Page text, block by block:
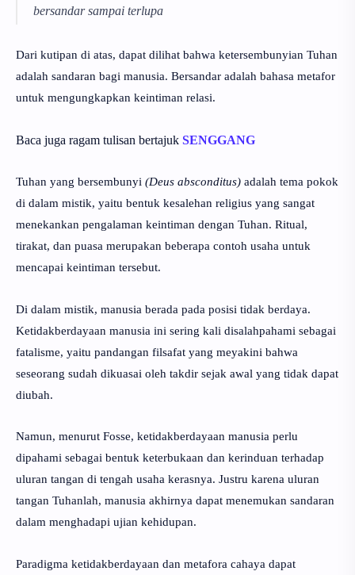
bersandar sampai terlupa
Dari kutipan di atas, dapat dilihat bahwa ketersembunyian Tuhan
adalah sandaran bagi manusia. Bersandar adalah bahasa metafor
untuk mengungkapkan keintiman relasi.
Baca juga ragam tulisan bertajuk SENGGANG
Tuhan yang bersembunyi (Deus absconditus) adalah tema pokok
di dalam mistik, yaitu bentuk kesalehan religius yang sangat
menekankan pengalaman keintiman dengan Tuhan. Ritual,
tirakat, dan puasa merupakan beberapa contoh usaha untuk
mencapai keintiman tersebut.
Di dalam mistik, manusia berada pada posisi tidak berdaya.
Ketidakberdayaan manusia ini sering kali disalahpahami sebagai
fatalisme, yaitu pandangan filsafat yang meyakini bahwa
seseorang sudah dikuasai oleh takdir sejak awal yang tidak dapat
diubah.
Namun, menurut Fosse, ketidakberdayaan manusia perlu
dipahami sebagai bentuk keterbukaan dan kerinduan terhadap
uluran tangan di tengah usaha kerasnya. Justru karena uluran
tangan Tuhanlah, manusia akhirnya dapat menemukan sandaran
dalam menghadapi ujian kehidupan.
Paradigma ketidakberdayaan dan metafora cahaya dapat